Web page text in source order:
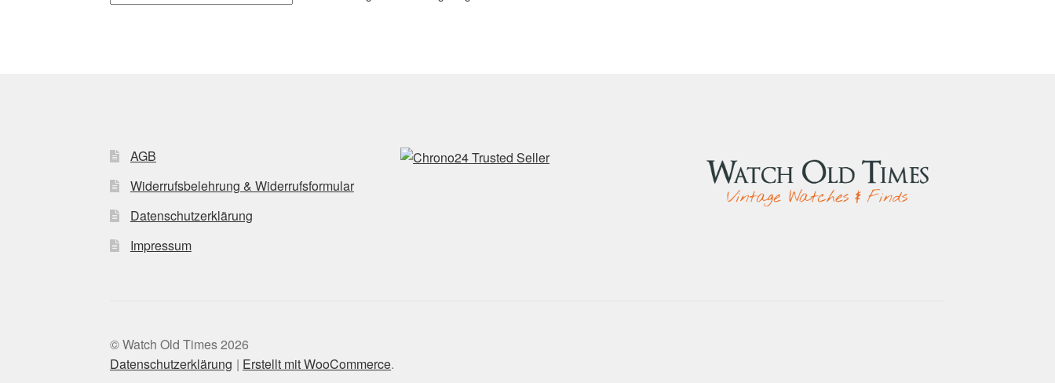
AGB
Widerrufsbelehrung & Widerrufsformular
Datenschutzerklärung
Impressum
© Watch Old Times 2026
Datenschutzerklärung
Erstellt mit WooCommerce.